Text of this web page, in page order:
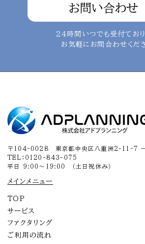
お問い合わせ
24時間いつでも受付ており
お気軽にお問合わせくださ
〒104-0028 東京都中央区八重洲2-11-7 一
TEL：0120-843-075
平日 9:00～19:00 （土日祝休み）
メインメニュー
TOP
サービス
ファクタリング
ご利用の流れ